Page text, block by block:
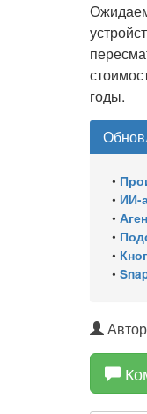
годы.
•
• ИИ-
•
•
•
•